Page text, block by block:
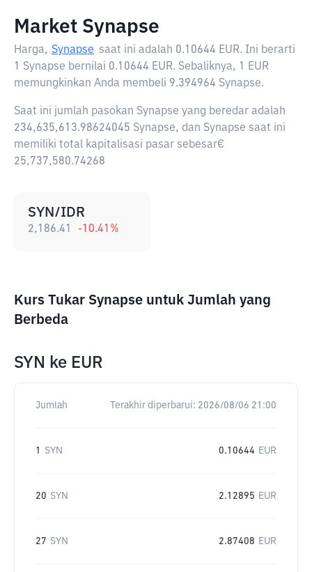
Market Synapse
Harga, Synapse saat ini adalah 0.10644 EUR. Ini berarti
1 Synapse bernilai 0.10644 EUR. Sebaliknya, 1 EUR
memungkinkan Anda membeli 9.394964 Synapse.
Saat ini jumlah pasokan Synapse yang beredar adalah
234,635,613.98624045 Synapse, dan Synapse saat ini
memiliki total kapitalisasi pasar sebesar€
25,737,580.74268
SYN/IDR
2,186.41 -10.41 %
Kurs Tukar Synapse untuk Jumlah yang
Berbeda
SYN ke EUR
Jumlah Terakhir diperbarui: 2026/08/06 21:00
1 SYN 0.10644 EUR
20 SYN 2.12895 EUR
27 SYN 2.87408 EUR